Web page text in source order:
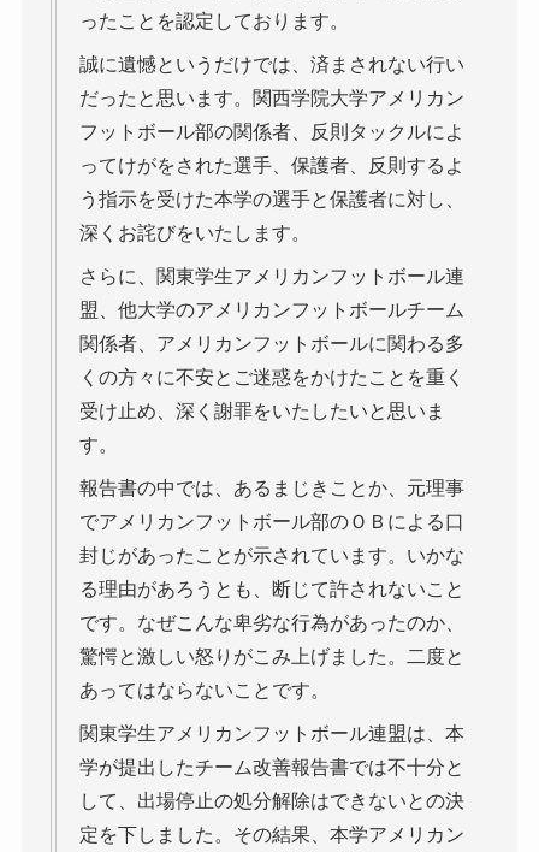
ったことを認定しております。
誠に遺憾というだけでは、済まされない行い
だったと思います。関西学院大学アメリカン
フットボール部の関係者、反則タックルによ
ってけがをされた選手、保護者、反則するよ
う指示を受けた本学の選手と保護者に対し、
深くお詫びをいたします。
さらに、関東学生アメリカンフットボール連
盟、他大学のアメリカンフットボールチーム
関係者、アメリカンフットボールに関わる多
くの方々に不安とご迷惑をかけたことを重く
受け止め、深く謝罪をいたしたいと思いま
す。
報告書の中では、あるまじきことか、元理事
でアメリカンフットボール部のＯＢによる口
封じがあったことが示されています。いかな
る理由があろうとも、断じて許されないこと
です。なぜこんな卑劣な行為があったのか、
驚愕と激しい怒りがこみ上げました。二度と
あってはならないことです。
関東学生アメリカンフットボール連盟は、本
学が提出したチーム改善報告書では不十分と
して、出場停止の処分解除はできないとの決
定を下しました。その結果、本学アメリカン